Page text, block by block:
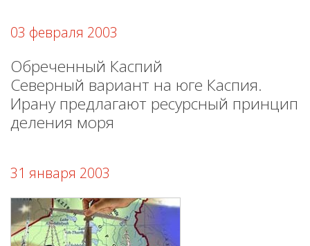
03 февраля 2003
Обреченный Каспий
Северный вариант на юге Каспия.
Ирану предлагают ресурсный принцип
деления моря
31 января 2003